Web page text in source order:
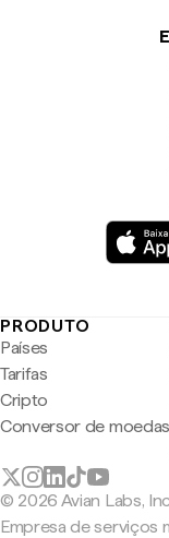
PRODUTO
Países
Tarifas
Cripto
Conversor de moedas
© 2026 Avian Labs, Inc
Empresa de serviços